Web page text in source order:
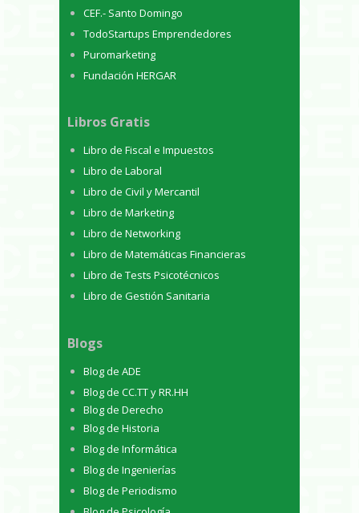
CEF.- Santo Domingo
TodoStartups Emprendedores
Puromarketing
Fundación HERGAR
Libros Gratis
Libro de Fiscal e Impuestos
Libro de Laboral
Libro de Civil y Mercantil
Libro de Marketing
Libro de Networking
Libro de Matemáticas Financieras
Libro de Tests Psicotécnicos
Libro de Gestión Sanitaria
Blogs
Blog de ADE
Blog de CC.TT y RR.HH
Blog de Derecho
Blog de Historia
Blog de Informática
Blog de Ingenierías
Blog de Periodismo